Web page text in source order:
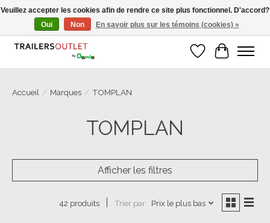
Grosse Auswahl an Anhänger direkt vom Hersteller!
Liste dePanier
Accueil / Marques / TOMPLAN
TOMPLAN
Afficher les filtres
42 produits Trier par Prix le plus bas
Veuillez accepter les cookies afin de rendre ce site plus fonctionnel. D'accord?
Oui
Non En savoir plus sur les témoins (cookies) »